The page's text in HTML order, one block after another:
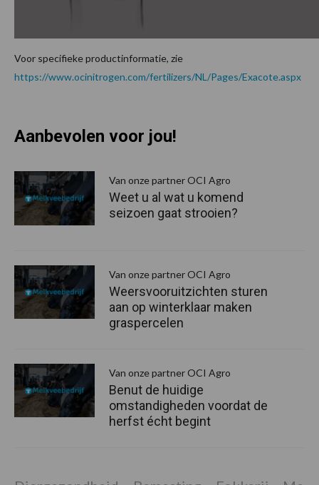
Voor specifieke productinformatie, zie
https://www.ocinitrogen.com/fertilizers/NL/Pages/Exacote.aspx
Aanbevolen voor jou!
Van onze partner OCI Agro
Weet u al wat u komend
seizoen gaat strooien?
Van onze partner OCI Agro
Weersvooruitzichten sturen
aan op winterklaar maken
graspercelen
Van onze partner OCI Agro
Benut de huidige
omstandigheden voordat de
herfst écht begint